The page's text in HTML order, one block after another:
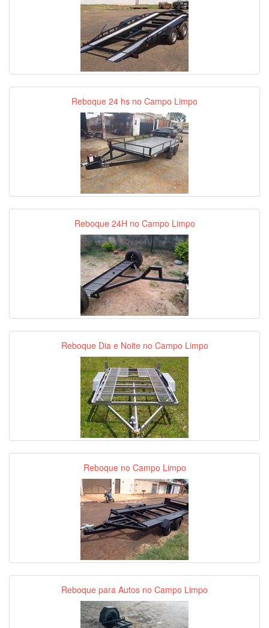
Reboque 24 hs no Campo Limpo
Reboque 24H no Campo Limpo
Reboque Dia e Noite no Campo Limpo
Reboque no Campo Limpo
Reboque para Autos no Campo Limpo